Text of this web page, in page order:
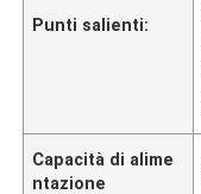
Punti salienti:
Capacità di alime
ntazione